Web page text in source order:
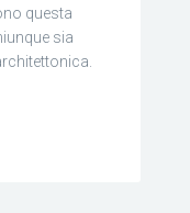
questa
sia